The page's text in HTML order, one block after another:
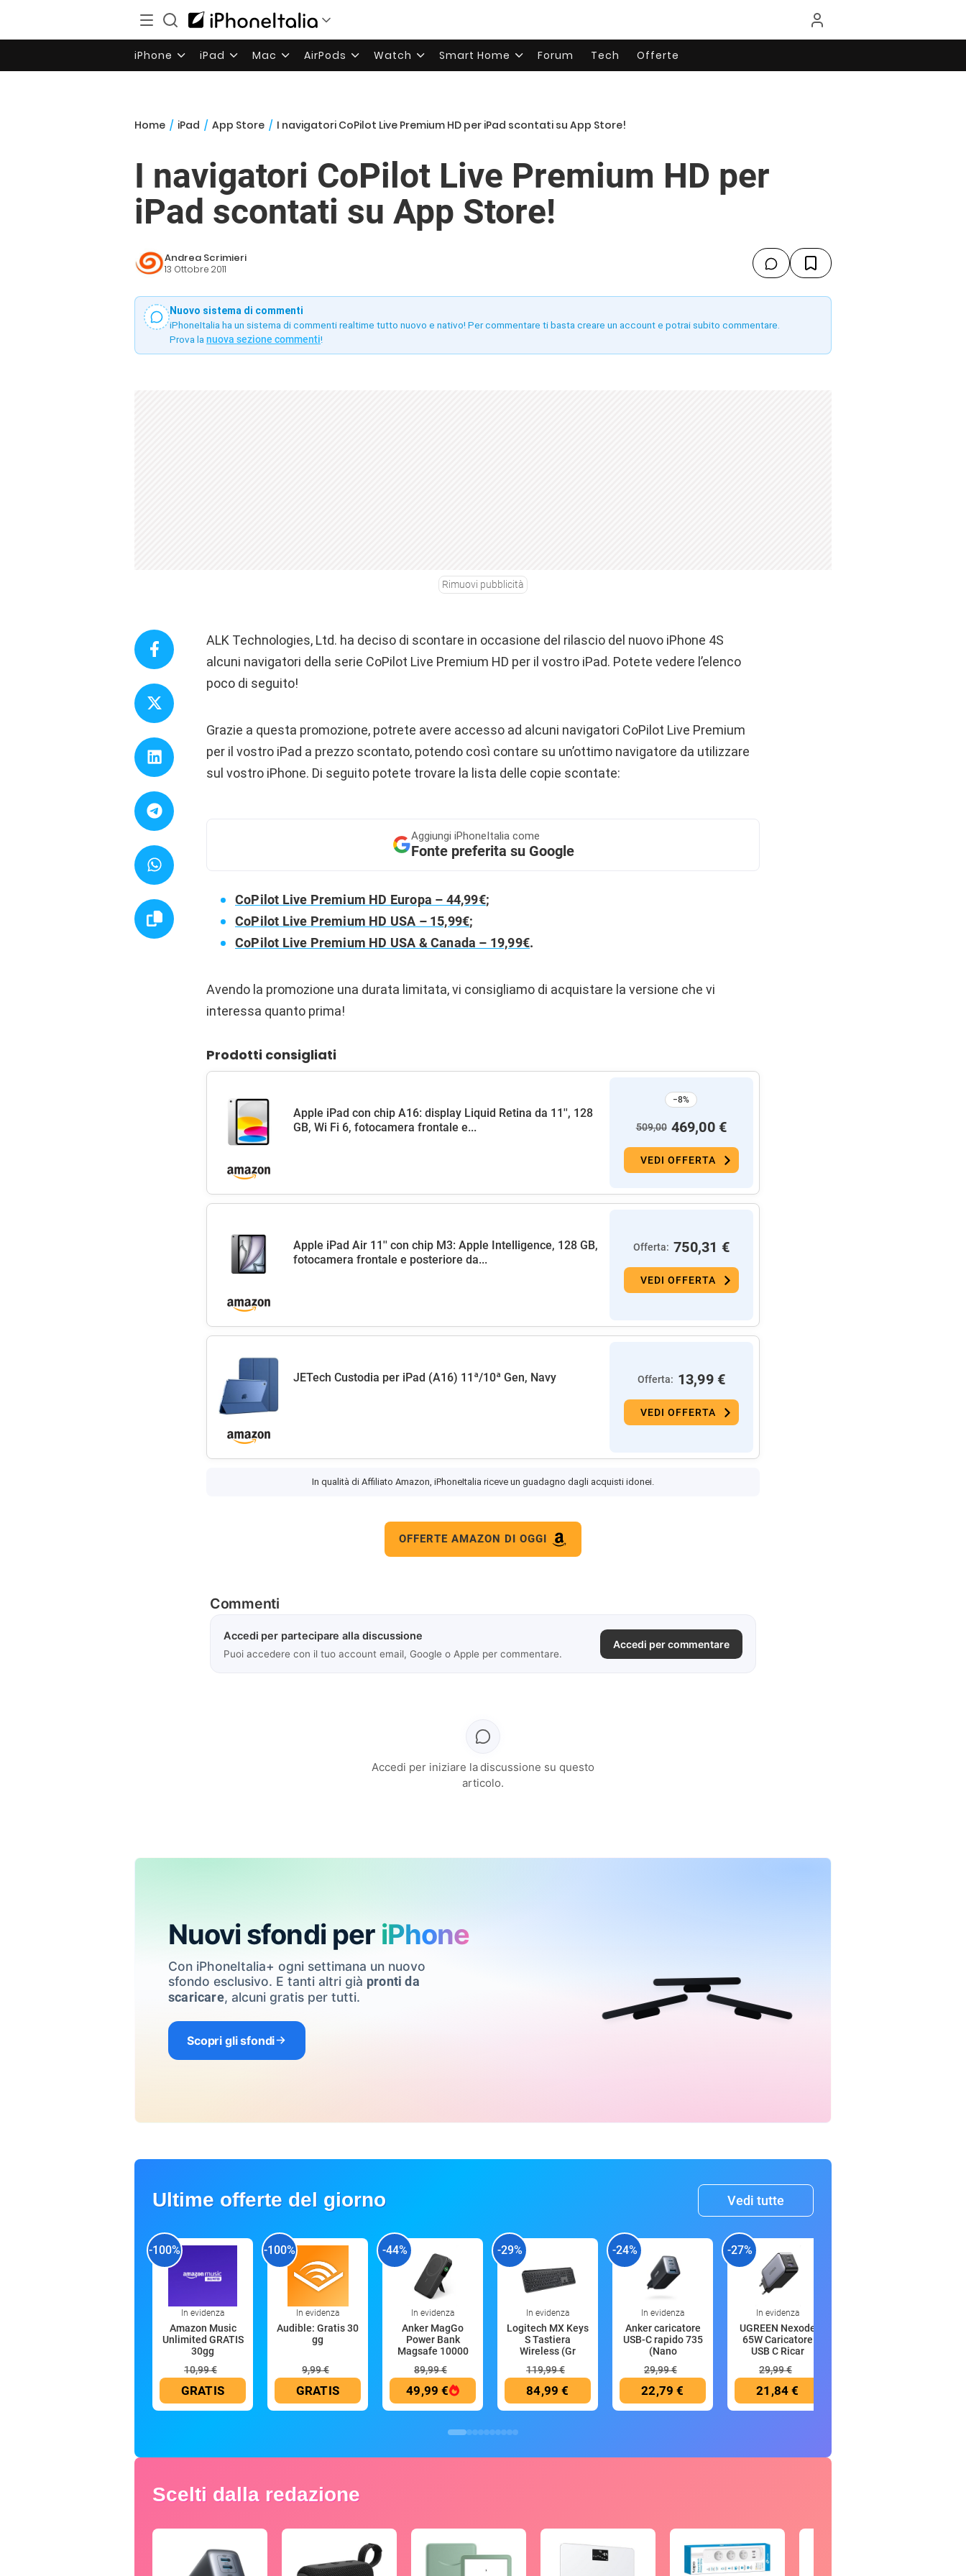
iPhone iPad Mac AirPods Watch Smart Home Forum Tech Offerte
Home / iPad / App Store / I navigatori CoPilot Live Premium HD per iPad scontati su App Store!
I navigatori CoPilot Live Premium HD per
iPad scontati su App Store!
Andrea Scrimieri
13 Ottobre 2011
Nuovo sistema di commenti
iPhoneItalia ha un sistema di commenti realtime tutto nuovo e nativo! Per commentare ti basta creare un account e potrai subito commentare.
Prova la nuova sezione commenti!
Rimuovi pubblicità
ALK Technologies, Ltd. ha deciso di scontare in occasione del rilascio del nuovo iPhone 4S
alcuni navigatori della serie CoPilot Live Premium HD per il vostro iPad. Potete vedere l’elenco
poco di seguito!
Grazie a questa promozione, potrete avere accesso ad alcuni navigatori CoPilot Live Premium
per il vostro iPad a prezzo scontato, potendo così contare su un’ottimo navigatore da utilizzare
sul vostro iPhone. Di seguito potete trovare la lista delle copie scontate:
Aggiungi iPhoneItalia come
Fonte preferita su Google
CoPilot Live Premium HD Europa – 44,99€;
CoPilot Live Premium HD USA – 15,99€;
CoPilot Live Premium HD USA & Canada – 19,99€.
Avendo la promozione una durata limitata, vi consigliamo di acquistare la versione che vi
interessa quanto prima!
Prodotti consigliati
Apple iPad con chip A16: display Liquid Retina da 11'', 128
GB, Wi Fi 6, fotocamera frontale e...
−8%
509,00 469,00 €
VEDI OFFERTA
Apple iPad Air 11'' con chip M3: Apple Intelligence, 128 GB,
fotocamera frontale e posteriore da...
Offerta: 750,31 €
VEDI OFFERTA
JETech Custodia per iPad (A16) 11ª/10ª Gen, Navy Offerta: 13,99 €
VEDI OFFERTA
In qualità di Affiliato Amazon, iPhoneItalia riceve un guadagno dagli acquisti idonei.
OFFERTE AMAZON DI OGGI
Commenti
Accedi per partecipare alla discussione
Puoi accedere con il tuo account email, Google o Apple per commentare.
Accedi per commentare
Accedi per iniziare la discussione su questo
articolo.
Nuovi sfondi per iPhone
Con iPhoneItalia+ ogni settimana un nuovo
sfondo esclusivo. E tanti altri già pronti da
scaricare, alcuni gratis per tutti.
Scopri gli sfondi
Ultime offerte del giorno Vedi tutte
-100%
In evidenza
Amazon Music
Unlimited GRATIS
30gg
10,99 €
GRATIS
-100%
In evidenza
Audible: Gratis 30
gg
9,99 €
GRATIS
-44%
In evidenza
Anker MagGo
Power Bank
Magsafe 10000
89,99 €
49,99 €
-29%
In evidenza
Logitech MX Keys
S Tastiera
Wireless (Gr
119,99 €
84,99 €
-24%
In evidenza
Anker caricatore
USB-C rapido 735
(Nano
29,99 €
22,79 €
-27%
In evidenza
UGREEN Nexode
65W Caricatore
USB C Ricar
29,99 €
21,84 €
Scelti dalla redazione